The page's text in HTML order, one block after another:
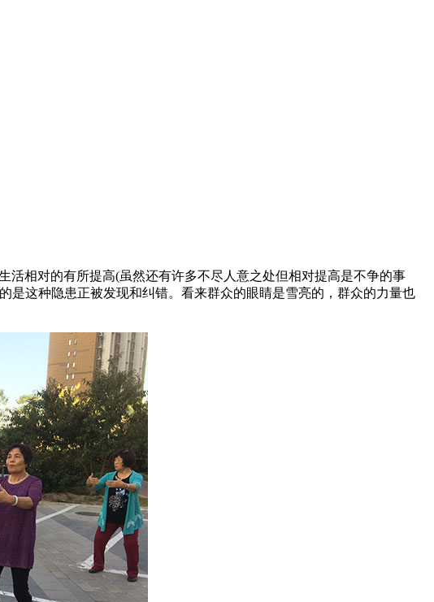
相对的有所提高(虽然还有许多不尽人意之处但相对提高是不争的事
是这种隐患正被发现和纠错。看来群众的眼睛是雪亮的，群众的力量也